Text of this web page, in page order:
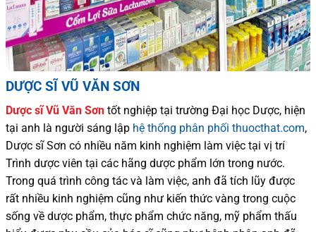
DƯỢC SĨ VŨ VĂN SƠN
Dược sĩVũ Văn Sơn tốt nghiệp tại trường Đại học Dược, hiện
tại anh là người sáng lập hệ thống phân phối thuocthat.com,
Dược sĩSơn có nhiều năm kinh nghiệm làm việc tại vị trí
Trình dược viên tại các hãng dược phẩm lớn trong nước.
Trong quá trình công tác và làm việc, anh đã tích lũy được
rất nhiều kinh nghiệm cũng như kiến thức vàng trong cuộc
sống về dược phẩm, thực phẩm chức năng, mỹ phẩm thấu